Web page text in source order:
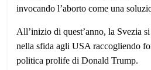
invocando l’aborto come una
All’inizio di quest’anno, la Svezia
nella sfida agli USA raccogliendo
politica prolife di Donald Trump.